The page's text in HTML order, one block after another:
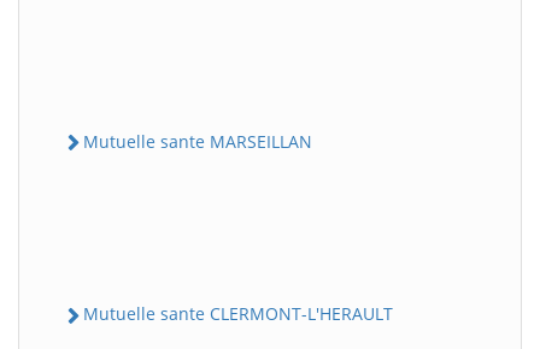
Mutuelle sante MARSEILLAN
Mutuelle sante CLERMONT-L'HERAULT